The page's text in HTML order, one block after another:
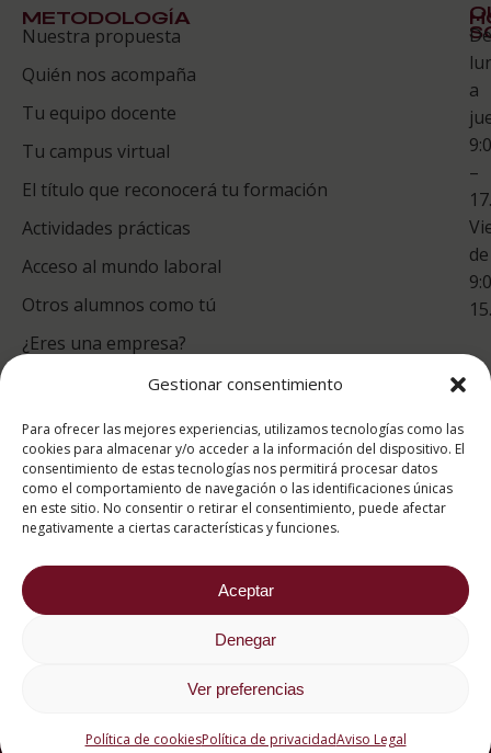
Gestionar consentimiento
Para ofrecer las mejores experiencias, utilizamos tecnologías como las
cookies para almacenar y/o acceder a la información del dispositivo. El
consentimiento de estas tecnologías nos permitirá procesar datos
como el comportamiento de navegación o las identificaciones únicas
en este sitio. No consentir o retirar el consentimiento, puede afectar
negativamente a ciertas características y funciones.
Aceptar
Denegar
Ver preferencias
Política de cookiesPolítica de privacidadAviso Legal
METODOLOGÍA
Nuestra propuesta
Quién nos acompaña
Tu equipo docente
Tu campus virtual
El título que reconocerá tu formación
Actividades prácticas
Acceso al mundo laboral
Otros alumnos como tú
¿Eres una empresa?
Te
De
a
–
de
puntuación para ESAH
9.4/10
basado en1331
Valoraciones soportado por
eKomi
2026 ® Estudios Superiores Abiertos de Hostelería
Aviso Legal
Política de cookies